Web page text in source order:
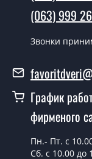
У вас
Да, мы имеем
дверей.
Какая
(063) 999
Звонки
График
фирменого
Пн.- Пт. с
Сб. с 10.00 до